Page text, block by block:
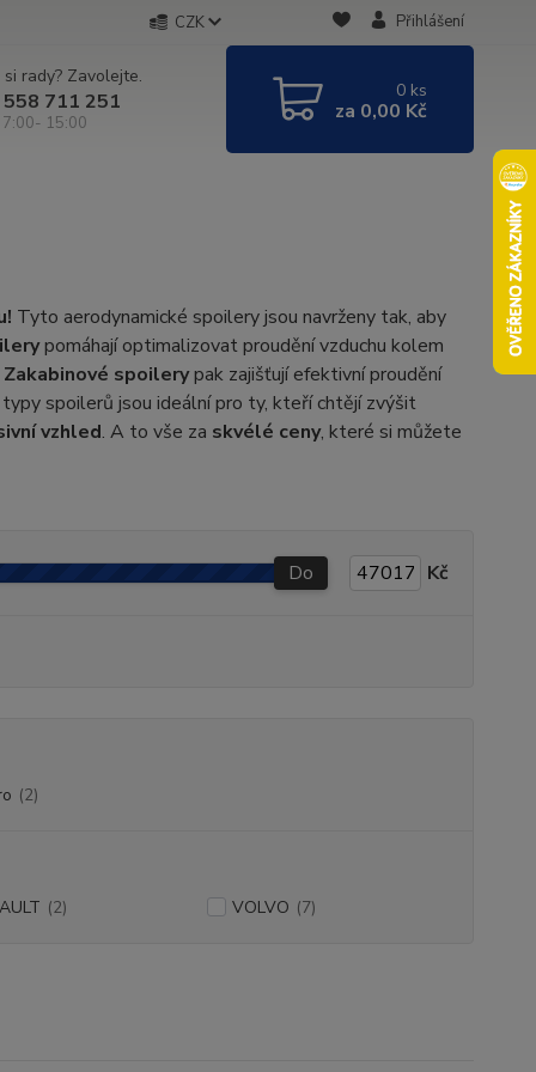
CZK Přihlášení
rady? Zavolejte.
711 251
7:00- 15:00
0 ks
za 0,00 Kč
Tyto aerodynamické spoilery jsou navrženy tak, aby
pomáhají optimalizovat proudění vzduchu kolem
Zakabinové spoilerypak zajišťují efektivní proudění
spoilerů jsou ideální pro ty, kteří chtějí zvýšit
vzhled. A to vše za skvélé ceny, které si můžete
Do Kč
(2)
(2) VOLVO (7)